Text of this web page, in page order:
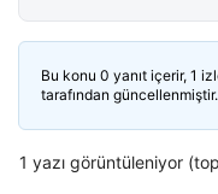
Bu konu 0 yanıt içerir, 1
tarafından güncellenmiştir.
1 yazı görüntüleniyor